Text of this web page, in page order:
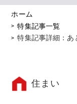
ホーム
特集記事一覧
特集記事詳細：あ
住まい